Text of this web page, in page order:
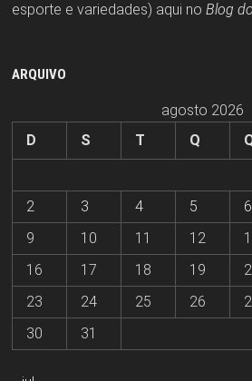
esporte e variedades) aqui no Blog
ARQUIVO
agosto 2026
D
S T Q
2
3 4 5 6
9
10 11 12
16
17 18 19
23
24 25 26
30
31